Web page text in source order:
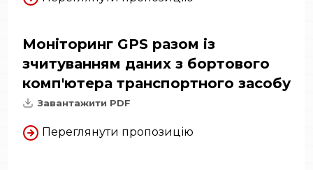
Моніторинг GPS разом із
зчитуванням даних з бортового
комп'ютера транспортного засобу
Завантажити PDF
Переглянути пропозицію